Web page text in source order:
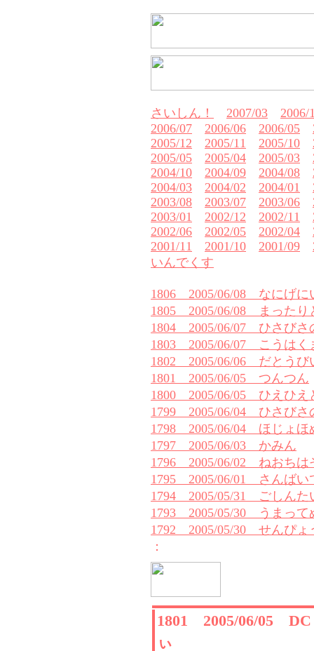
さいしん！ 2007/03
2006/
2006/07
2006/06 2006/05
2005/12
2005/11 2005/10
2005/05
2005/04 2005/03
2004/10
2004/09 2004/08
2004/03
2004/02 2004/01
2003/08
2003/07 2003/06
2003/01
2002/12 2002/11
2002/06
2002/05 2002/04
2001/11
2001/10 2001/09
いんでくす
1806 2005/06/08 なにげに
1805 2005/06/08 まったり
1804 2005/06/07 ひさびさ
1803 2005/06/07 こうはく
1802 2005/06/06 だとうび
1801 2005/06/05 つんつん
1800 2005/06/05 ひえひえ
1799 2005/06/04 ひさびさ
1798 2005/06/04 ほじょほ
1797 2005/06/03 かみん
1796 2005/06/02 ねおちは
1795 2005/06/01 さんばい
1794 2005/05/31 ごしんた
1793 2005/05/30 うまって
1792 2005/05/30 せんぴょ
：
1801 2005/06/05
ぃ